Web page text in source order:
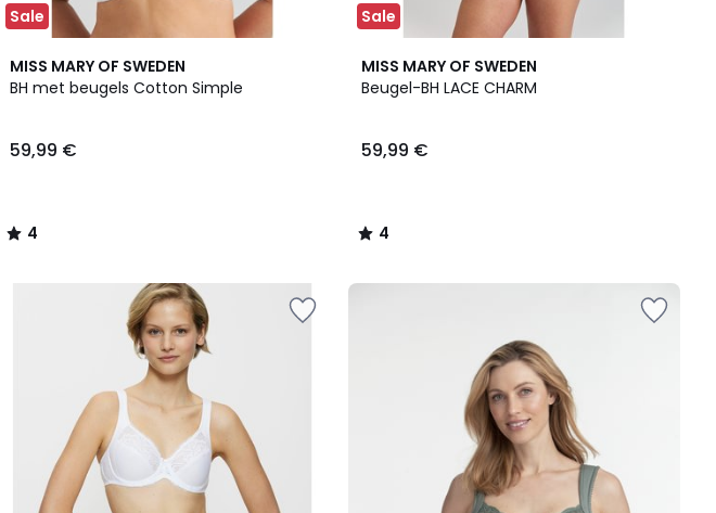
Sale
MISS MARY OF SWEDEN
BH met beugels Cotton Simple
59,99 €
4
/
4
/
Sale
MISS MARY OF SWEDEN
Beugel-BH LACE CHARM
59,99 €
4
/
4
/